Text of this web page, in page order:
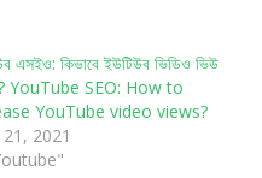
এসইও: কিভাবে ইউটিউব ভিডিও ভিউ
YouTube SEO: How to
YouTube video views?
2021